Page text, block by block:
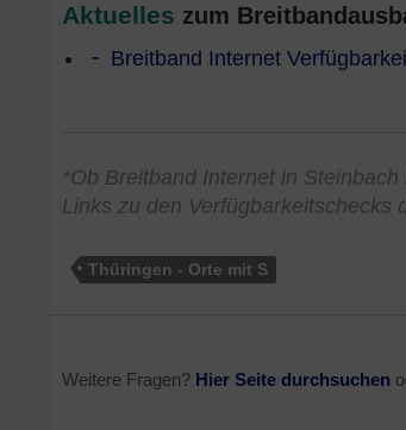
Aktuelles zum
Breitband Internet
*Ob Breitband Internet in
Links zu den Verfügbarkeitschecks
Thüringen - Orte mit S
Weitere Fragen? Hier Seite durchsuchen